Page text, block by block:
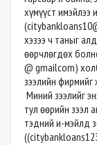
хүмүүст имэйлээ
(
хэзээ ч таныг
өөрчлөгдөх
@ gmailcom)
зээлийн
Миний зээлийг
тул өөрийн зээл
тэдний и-мэйлд
((